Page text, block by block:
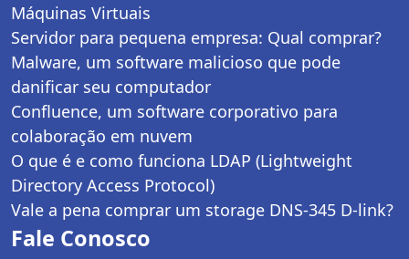
Máquinas Virtuais
Servidor para pequena empresa: Qual comprar?
Malware, um software malicioso que pode
danificar seu computador
Confluence, um software corporativo para
colaboração em nuvem
O que é e como funciona LDAP (Lightweight
Directory Access Protocol)
Vale a pena comprar um storage DNS-345 D-link?
Fale Conosco